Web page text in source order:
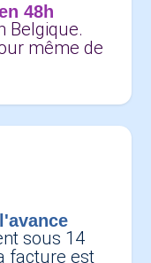
48h
Belgique.
même de
sous 14
facture est